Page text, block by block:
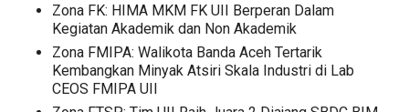
Zona FK: HIMA MKM FK UII Berperan Dalam
Kegiatan Akademik dan Non Akademik
Zona FMIPA: Walikota Banda Aceh Tertarik
Kembangkan Minyak Atsiri Skala Industri di Lab
CEOS FMIPA UII